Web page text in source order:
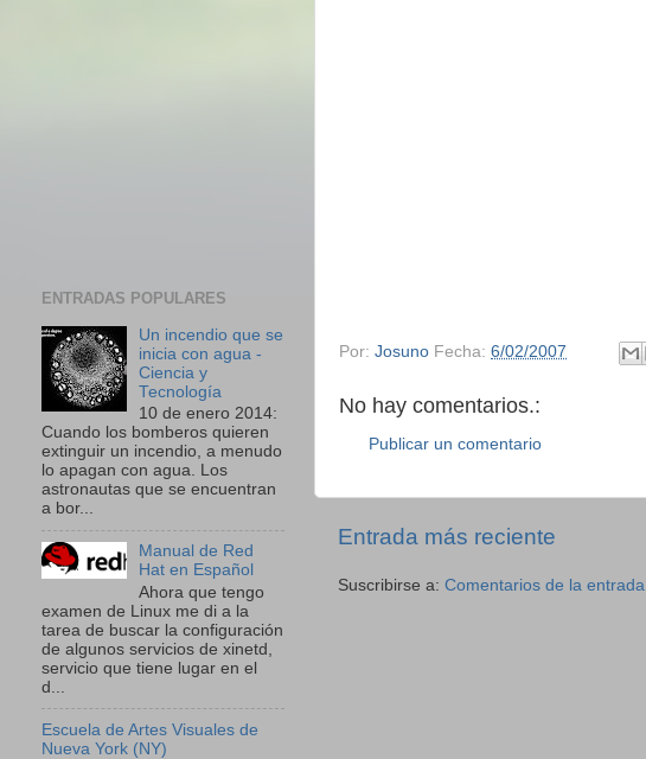
Por: Josuno Fecha: 6/02/2007
No hay comentarios.:
Publicar un comentario
Entrada más reciente
Suscribirse a: Comentarios de la
ENTRADAS POPULARES
Un incendio que se
inicia con agua -
Ciencia y
Tecnología
10 de enero 2014:
Cuando los bomberos quieren
extinguir un incendio, a menudo
lo apagan con agua. Los
astronautas que se encuentran
a bor...
Manual de Red
Hat en Español
Ahora que tengo
examen de Linux me di a la
tarea de buscar la configuración
de algunos servicios de xinetd,
servicio que tiene lugar en el
d...
Escuela de Artes Visuales de
Nueva York (NY)